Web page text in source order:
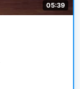
05:39